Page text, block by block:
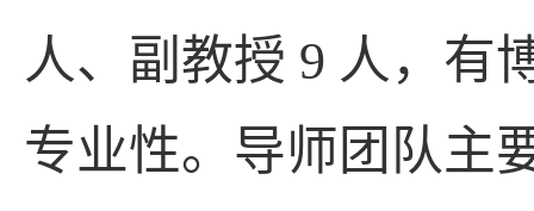
人、副教授 9 人，有
专业性。导师团队主